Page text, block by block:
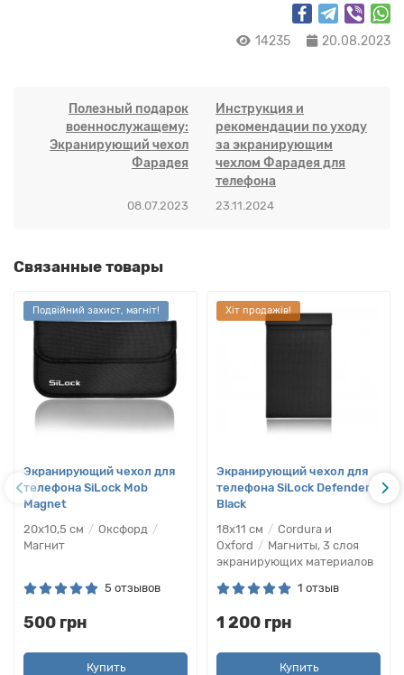
14235 20.08.2023
Полезный подарок
военнослужащему:
Экранирующий чехол
Фарадея
08.07.2023
Инструкция и
рекомендации по уходу
за экранирующим
чехлом Фарадея для
телефона
23.11.2024
Связанные товары
Подвійний захист, магніт!
Экранирующий чехол для
телефона SiLock Mob
Magnet
20х10,5 см
Оксфорд
Магнит
5 отзывов
500 грн
Купить
Хіт продажів!
Экранирующий чехол для
телефона SiLock Defender
Black
18х11 см
Cordura и
Oxford
Магниты, 3 слоя
экранирующих материалов
1 отзыв
1 200 грн
Купить